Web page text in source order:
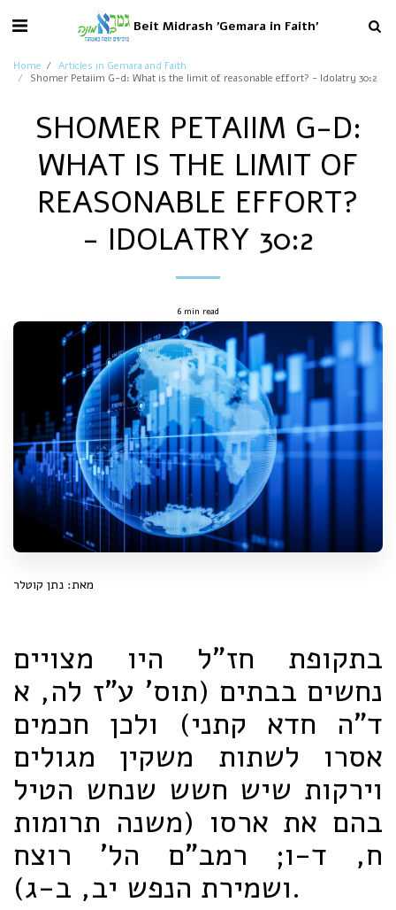
Beit Midrash 'Gemara in Faith'
Home
Articles in Gemara and Faith
Shomer Petaiim G-d: What is the limit of reasonable effort? - Idolatry 30:2
SHOMER PETAIIM G-D:
WHAT IS THE LIMIT OF
REASONABLE EFFORT?
- IDOLATRY 30:2
6 min read
מאת: נתן קוטלר
בתקופת חז"ל היו מצויים
נחשים בבתים (תוס' ע"ז לה, א
ד"ה חדא קתני) ולכן חכמים
אסרו לשתות משקין מגולים
וירקות שיש חשש שנחש הטיל
בהם את ארסו (משנה תרומות
ח, ד-ו; רמב"ם הל' רוצח
ושמירת הנפש יב, ב-ג).